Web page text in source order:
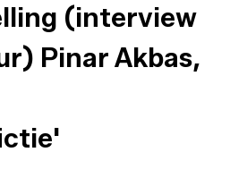
(interview
Pinar Akbas,